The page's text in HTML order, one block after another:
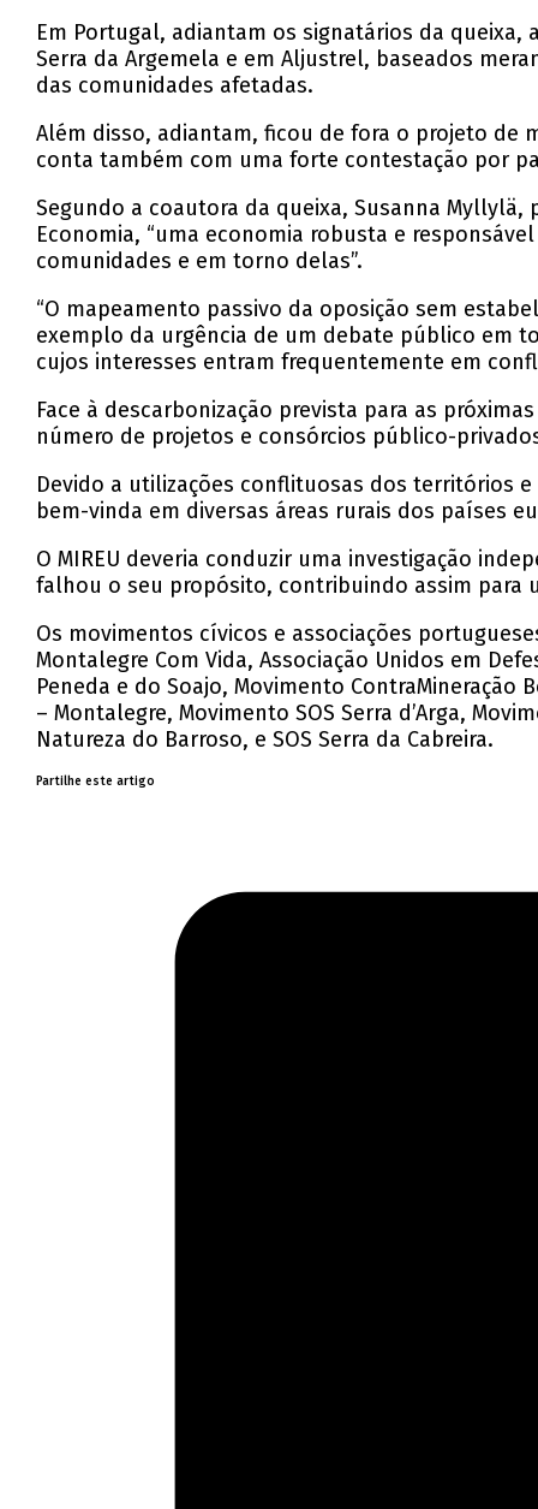
Em Portugal, adiantam os signatários da
Serra da Argemela e em Aljustrel, baseados
das comunidades afetadas.
Além disso, adiantam, ficou de fora o projeto de
conta também com uma forte contestação por
Segundo a coautora da queixa, Susanna
Economia, “uma economia robusta e
comunidades e em torno delas”.
“O mapeamento passivo da oposição sem
exemplo da urgência de um debate público em
cujos interesses entram frequentemente em
Face à descarbonização prevista para as
número de projetos e consórcios público-
Devido a utilizações conflituosas dos territórios
bem-vinda em diversas áreas rurais dos países
O MIREU deveria conduzir uma investigação
falhou o seu propósito, contribuindo assim para
Os movimentos cívicos e associações
Montalegre Com Vida, Associação Unidos em
Peneda e do Soajo, Movimento
– Montalegre, Movimento SOS Serra d’Arga,
Natureza do Barroso, e SOS Serra da Cabreira.
Partilhe este artigo